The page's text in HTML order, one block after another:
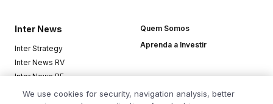
Inter News
Inter Strategy
Inter News RV
Inter News RF
Top Funds
Quem Somos
Aprenda a Investir
We use cookies for security, navigation analysis, better